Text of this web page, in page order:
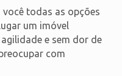
você todas as opções
um imóvel
e sem dor de
com